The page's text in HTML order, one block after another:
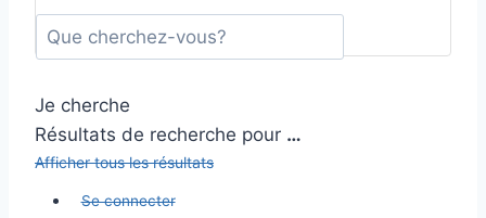
Je cherche
Résultats de recherche pour …
Afficher tous les résultats
Se connecter